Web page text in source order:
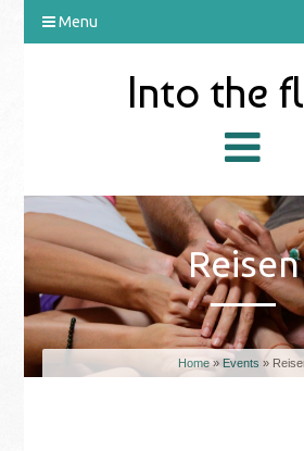
Menu
Into the
Reisen
Home» Events »